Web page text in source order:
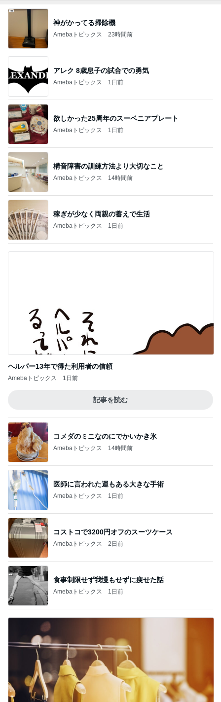
神がかってる掃除機
Amebaトピックス 23時間前
アレク 8歳息子の試合での勇気
Amebaトピックス 1日前
欲しかった25周年のスーベニアプレート
Amebaトピックス 1日前
構音障害の訓練方法より大切なこと
Amebaトピックス 14時間前
稼ぎが少なく両親の蓄えで生活
Amebaトピックス 1日前
ヘルパー13年で得た利用者の信頼
Amebaトピックス 1日前
記事を読む
コメダのミニなのにでかいかき氷
Amebaトピックス 14時間前
医師に言われた運もある大きな手術
Amebaトピックス 1日前
コストコで3200円オフのスーツケース
Amebaトピックス 2日前
食事制限せず我慢もせずに痩せた話
Amebaトピックス 1日前